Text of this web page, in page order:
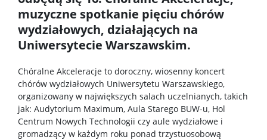
Archiwum
Studia doktoranckie
TRI-BIO-CHEM
RadFarm
muzyczne spotkanie pięciu chórów
wydziałowych, działających na
Uniwersytecie Warszawskim.
Chóralne Akceleracje to doroczny, wiosenny koncert
chórów wydziałowych Uniwersytetu Warszawskiego,
organizowany w największych salach uczelnianych, takich
jak: Audytorium Maximum, Aula Starego BUW-u, Hol
Centrum Nowych Technologii czy aule wydziałowe i
gromadzący w każdym roku ponad trzystuosobową